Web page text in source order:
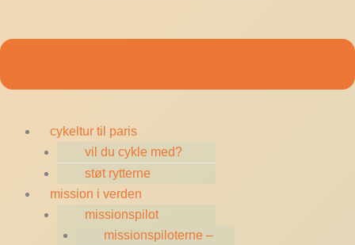
cykeltur til paris
vil du cykle med?
støt rytterne
mission i verden
missionspilot
missionspiloterne –